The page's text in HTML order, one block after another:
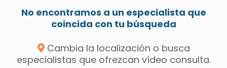
No encontramos a un especialista que
coincida con tu búsqueda
Cambia la localización o busca
especialistas que ofrezcan vídeo consulta.